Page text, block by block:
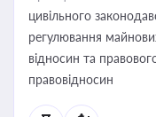
цивільного
регулювання
відносин та
правовідносин